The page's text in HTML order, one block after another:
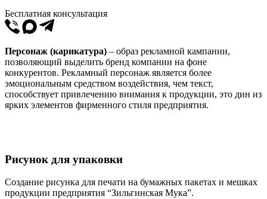
Бесплатная консультация
Персонаж (карикатура) – образ рекламной кампании,
позволяющий выделить бренд компании на фоне
конкурентов. Рекламный персонаж является более
эмоциональным средством воздействия, чем текст,
способствует привлечению внимания к продукции, это дин из
ярких элементов фирменного стиля предприятия.
Рисунок для упаковки
Создание рисунка для печати на бумажных пакетах и мешках
продукции предприятия “Зильгинская Мука”.